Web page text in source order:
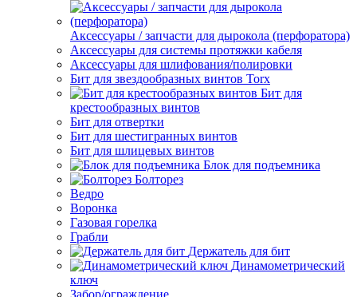
Аксессуары / запчасти для дырокола (перфоратора)
Аксессуары для системы протяжки кабеля
Аксессуары для шлифования/полировки
Бит для звездообразных винтов Torx
Бит для
крестообразных винтов
Бит для отвертки
Бит для шестигранных винтов
Бит для шлицевых винтов
Блок для подъемника
Болторез
Ведро
Воронка
Газовая горелка
Грабли
Держатель для бит
Динамометрический
ключ
Забор/ограждение